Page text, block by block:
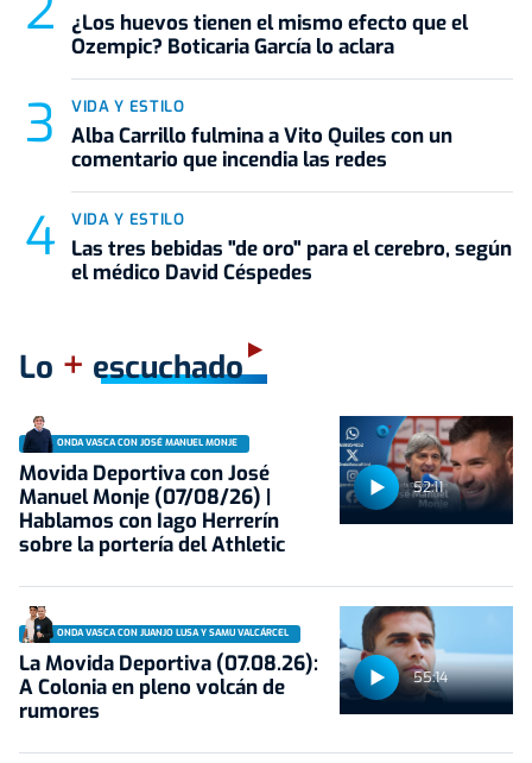
¿Los huevos tienen el mismo efecto que el
Ozempic? Boticaria García lo aclara
VIDA Y ESTILO
Alba Carrillo fulmina a Vito Quiles con un
comentario que incendia las redes
VIDA Y ESTILO
Las tres bebidas "de oro" para el cerebro, según
el médico David Céspedes
Lo + escuchado
52:11
ONDA VASCA CON JOSÉ MANUEL MONJE
Movida Deportiva con José
Manuel Monje (07/08/26) |
Hablamos con Iago Herrerín
sobre la portería del Athletic
55:14
ONDA VASCA CON JUANJO LUSA Y SAMU VALCÁRCEL
La Movida Deportiva (07.08.26):
A Colonia en pleno volcán de
rumores